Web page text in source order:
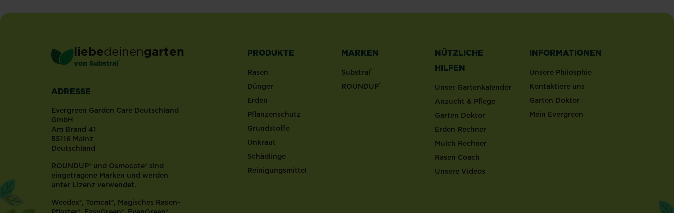
liebedeinengarten
von Substral®
ADRESSE
Evergreen Garden Care Deutschland
GmbH
Am Brand 41
55116 Mainz
Deutschland
ROUNDUP® und Osmocote® sind
eingetragene Marken und werden
unter Lizenz verwendet.
Weedex®, Tomcat®, Magisches Rasen-
PRODUKTE
Rasen
Dünger
Erden
Pflanzenschutz
Grundstoffe
Unkraut
Schädlinge
Reinigungsmittel
MARKEN
Substral®
ROUNDUP®
NÜTZLICHE
HILFEN
Unser Gartenkalender
Anzucht & Pflege
Garten Doktor
Erden Rechner
Mulch Rechner
Rasen Coach
Unsere Videos
INFORMATIONEN
Unsere Philosphie
Kontaktiere uns
Garten Doktor
Mein Evergreen